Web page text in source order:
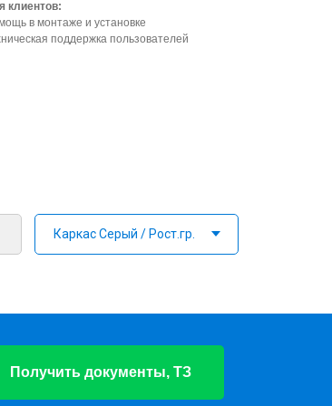
клиентов:
в монтаже и установке
поддержка пользователей
Получить документы, ТЗ